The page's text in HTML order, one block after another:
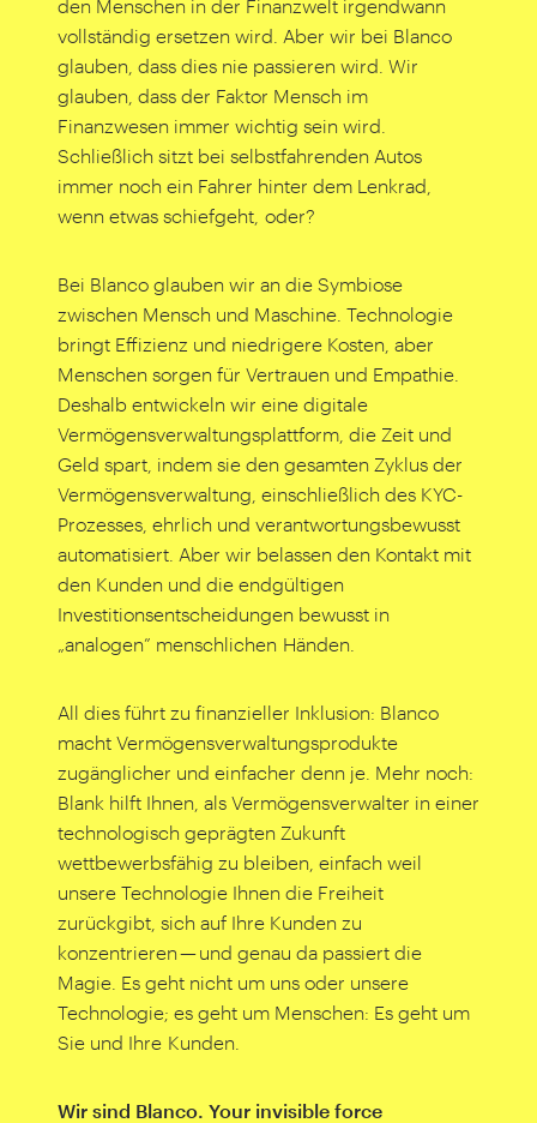
den Menschen in der Finanzwelt irgendwann
vollständig ersetzen wird. Aber wir bei Blanco
glauben, dass dies nie passieren wird. Wir
glauben, dass der Faktor Mensch im
Finanzwesen immer wichtig sein wird.
Schließlich sitzt bei selbstfahrenden Autos
immer noch ein Fahrer hinter dem Lenkrad,
wenn etwas schiefgeht, oder?
Bei Blanco glauben wir an die Symbiose
zwischen Mensch und Maschine. Technologie
bringt Effizienz und niedrigere Kosten, aber
Menschen sorgen für Vertrauen und Empathie.
Deshalb entwickeln wir eine digitale
Vermögensverwaltungsplattform, die Zeit und
Geld spart, indem sie den gesamten Zyklus der
Vermögensverwaltung, einschließlich des KYC-
Prozesses, ehrlich und verantwortungsbewusst
automatisiert. Aber wir belassen den Kontakt mit
den Kunden und die endgültigen
Investitionsentscheidungen bewusst in
„analogen” menschlichen Händen.
All dies führt zu finanzieller Inklusion: Blanco
macht Vermögensverwaltungsprodukte
zugänglicher und einfacher denn je. Mehr noch:
Blank hilft Ihnen, als Vermögensverwalter in einer
technologisch geprägten Zukunft
wettbewerbsfähig zu bleiben, einfach weil
unsere Technologie Ihnen die Freiheit
zurückgibt, sich auf Ihre Kunden zu
konzentrieren — und genau da passiert die
Magie. Es geht nicht um uns oder unsere
Technologie; es geht um Menschen: Es geht um
Sie und Ihre Kunden.
Wir sind Blanco. Your invisible force